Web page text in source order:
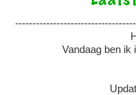
Vandaag ben ik